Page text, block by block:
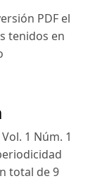
PDF el
tenidos en
1 Núm. 1
total de 9